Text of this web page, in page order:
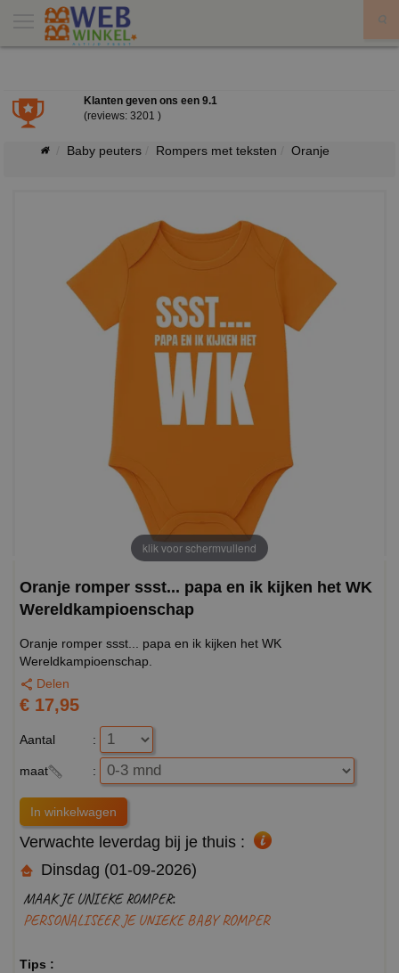
Klanten geven ons een 9.1
(reviews: 3201 )
Baby peuters Rompers met teksten Oranje
klik voor schermvullend
Oranje romper ssst... papa en ik kijken het WK
Wereldkampioenschap
Oranje romper ssst... papa en ik kijken het WK
Wereldkampioenschap.
Delen
€ 17,95
Aantal :
maat :
Verwachte leverdag bij je thuis :
Dinsdag (01-09-2026)
MAAK JE UNIEKE ROMPER:
PERSONALISEER JE UNIEKE BABY ROMPER
Tips :